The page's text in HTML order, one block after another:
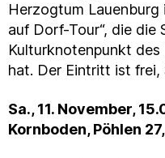
Herzogtum Lauenburg
auf Dorf-Tour“, die die
Kulturknotenpunkt des
hat. Der Eintritt ist frei,
Sa., 11. November,
Kornboden, Pöhlen